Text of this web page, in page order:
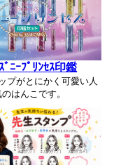
ﾞﾆｰﾌﾟﾘﾝｾｽ印鑑
プがとにかく可愛い人
はんこです。